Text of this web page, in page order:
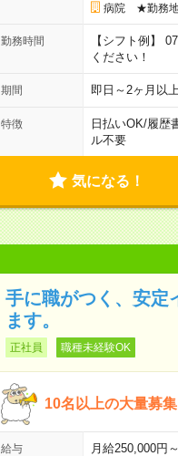
病院 ★勤務地
勤務時間
【シフト例】
ください！
期間 即日～2ヶ月以上
特徴 日払いOK/履歴
ル不要
気になる！
手に職がつく、安定
ます。
正社員 職種未経験OK
10名以上の大量募
給与
月給250,000円～